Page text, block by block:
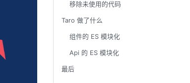
移除未使用的代码
Taro 做了什么
组件的 ES 模块化
Api 的 ES 模块化
最后